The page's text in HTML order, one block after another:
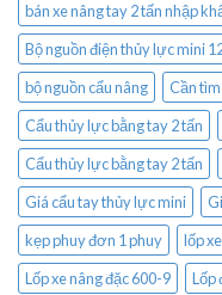
bán xe nâng tay 2 tấn nhập
Bộ nguồn điện thủy lực mini
bộ nguồn cẩu nâng
Cần
Cẩu thủy lực bằng tay 2 tấn
Cẩu thủy lực bằng tay 2 tấn
Giá cẩu tay thủy lực mini
kẹp phuy đơn 1 phuy
lốp
Lốp xe nâng đặc 600-9
Lốp